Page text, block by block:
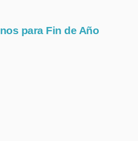
para Fin de Año